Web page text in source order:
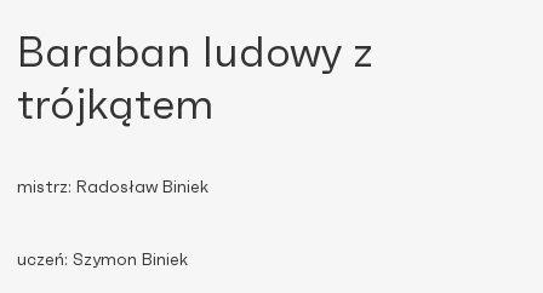
Baraban ludowy z
trójkątem
mistrz: Radosław Biniek
uczeń: Szymon Biniek